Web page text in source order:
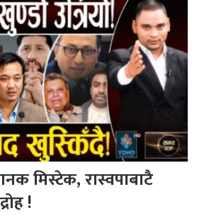
मिस्टेक, रास्वपाबाटै
!